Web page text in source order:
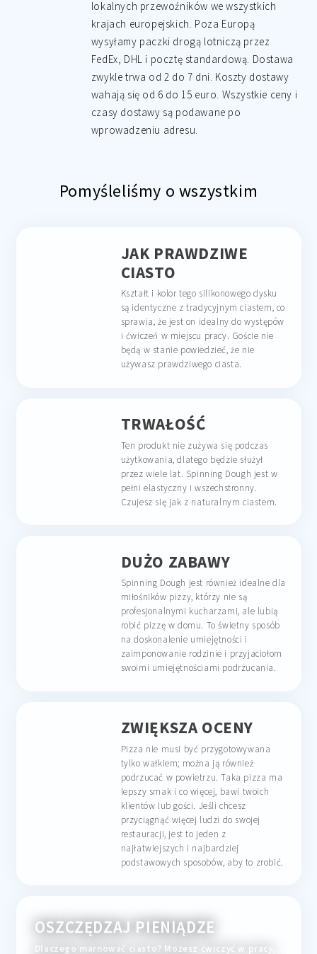
lokalnych przewoźników we wszystkich
krajach europejskich. Poza Europą
wysyłamy paczki drogą lotniczą przez
FedEx, DHL i pocztę standardową. Dostawa
zwykle trwa od 2 do 7 dni. Koszty dostawy
wahają się od 6 do 15 euro. Wszystkie ceny i
czasy dostawy są podawane po
wprowadzeniu adresu.
Pomyśleliśmy o wszystkim
JAK PRAWDZIWE
CIASTO
Kształt i kolor tego silikonowego dysku
są identyczne z tradycyjnym ciastem, co
sprawia, że jest on idealny do występów
i ćwiczeń w miejscu pracy. Goście nie
będą w stanie powiedzieć, że nie
używasz prawdziwego ciasta.
TRWAŁOŚĆ
Ten produkt nie zużywa się podczas
użytkowania, dlatego będzie służył
przez wiele lat. Spinning Dough jest w
pełni elastyczny i wszechstronny.
Czujesz się jak z naturalnym ciastem.
DUŻO ZABAWY
Spinning Dough jest również idealne dla
miłośników pizzy, którzy nie są
profesjonalnymi kucharzami, ale lubią
robić pizzę w domu. To świetny sposób
na doskonalenie umiejętności i
zaimponowanie rodzinie i przyjaciołom
swoimi umiejętnościami podrzucania.
ZWIĘKSZA OCENY
Pizza nie musi być przygotowywana
tylko wałkiem; można ją również
podrzucać w powietrzu. Taka pizza ma
lepszy smak i co więcej, bawi twoich
klientów lub gości. Jeśli chcesz
przyciągnąć więcej ludzi do swojej
restauracji, jest to jeden z
najłatwiejszych i najbardziej
podstawowych sposobów, aby to zrobić.
OSZCZĘDZAJ PIENIĄDZE
Dlaczego marnować ciasto? Możesz ćwiczyć w pracy,